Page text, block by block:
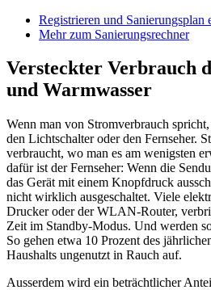
Registrieren und Sanierungsplan
Mehr zum Sanierungsrechner
Versteckter Verbrauch
und Warmwasser
Wenn man von Stromverbrauch
den Lichtschalter oder den Fernseher.
verbraucht, wo man es am wenigsten
dafür ist der Fernseher: Wenn die
das Gerät mit einem Knopfdruck
nicht wirklich ausgeschaltet. Viele
Drucker oder der WLAN-Router,
Zeit im Standby-Modus. Und werden
So gehen etwa 10 Prozent des
Haushalts ungenutzt in Rauch auf.
Ausserdem wird ein beträchtlicher